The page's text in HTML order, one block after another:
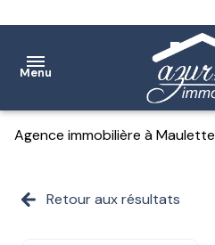
Menu
Ventes
Agence immobilière à Maulette
Retour aux résultats